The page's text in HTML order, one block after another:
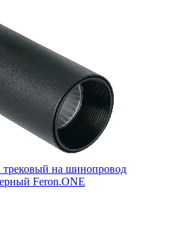
на шинопровод
Feron.ONE